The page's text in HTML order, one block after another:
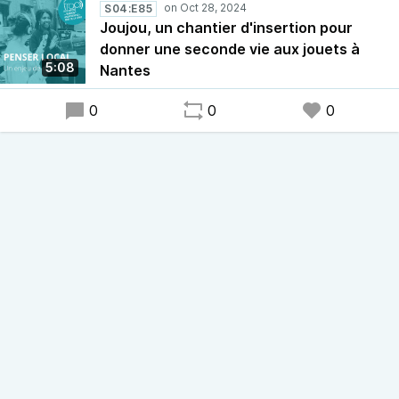
page FacebookJoujouATAO
Penser local : un enjeu de sociétéest un programme
commun des radios associatives en Pays de la Loire. Une
émission mutualisée entre 15 radios qui, à travers la
diffusion de reportages hebdomadaires, vous emmène à
la rencontre d’initiatives qui questionnent la proximité.
Penser le local pour questionner : la consommation, la
5:08
S04:E85
Joujou, un chantier d'insertion pour
donner une seconde vie aux jouets à
Nantes
0 0 0